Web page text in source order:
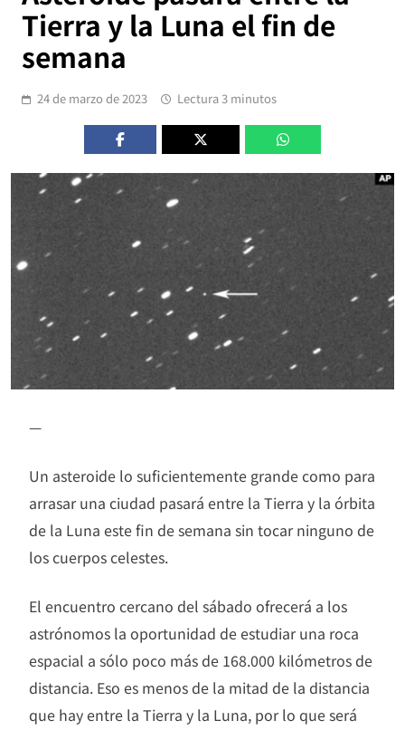
Tierra y la Luna el fin de
semana
24 de marzo de 2023 Lectura 3 minutos
—
Un asteroide lo suficientemente grande como para
arrasar una ciudad pasará entre la Tierra y la órbita
de la Luna este fin de semana sin tocar ninguno de
los cuerpos celestes.
El encuentro cercano del sábado ofrecerá a los
astrónomos la oportunidad de estudiar una roca
espacial a sólo poco más de 168.000 kilómetros de
distancia. Eso es menos de la mitad de la distancia
que hay entre la Tierra y la Luna, por lo que será